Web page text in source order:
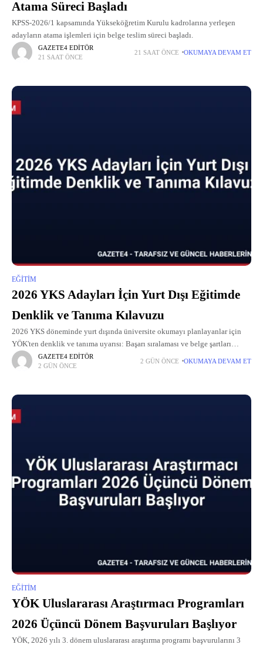
Atama Süreci Başladı
KPSS-2026/1 kapsamında Yükseköğretim Kurulu kadrolarına yerleşen
adayların atama işlemleri için belge teslim süreci başladı.
GAZETE4 EDITÖR
21 SAAT ÖNCE
21 SAAT ÖNCE OKUMAYA DEVAM ET
EĞITIM
2026 YKS Adayları İçin Yurt Dışı Eğitimde
Denklik ve Tanıma Kılavuzu
2026 YKS döneminde yurt dışında üniversite okumayı planlayanlar için
YÖK'ten denklik ve tanıma uyarısı: Başarı sıralaması ve belge şartları
neler?
GAZETE4 EDITÖR
2 GÜN ÖNCE
2 GÜN ÖNCE OKUMAYA DEVAM ET
EĞITIM
YÖK Uluslararası Araştırmacı Programları
2026 Üçüncü Dönem Başvuruları Başlıyor
YÖK, 2026 yılı 3. dönem uluslararası araştırma programı başvurularını 3